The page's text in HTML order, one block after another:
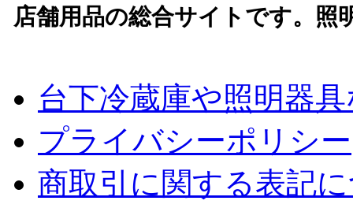
店舗用品の総合サイトです。照
台下冷蔵庫や照明器
プライバシーポリシー
商取引に関する表記